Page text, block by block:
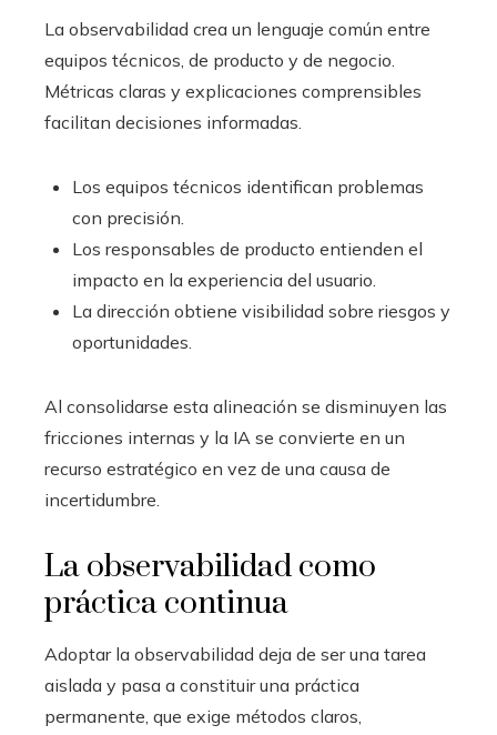
La observabilidad crea un lenguaje común entre
equipos técnicos, de producto y de negocio.
Métricas claras y explicaciones comprensibles
facilitan decisiones informadas.
Los equipos técnicos identifican problemas
con precisión.
Los responsables de producto entienden el
impacto en la experiencia del usuario.
La dirección obtiene visibilidad sobre riesgos y
oportunidades.
Al consolidarse esta alineación se disminuyen las
fricciones internas y la IA se convierte en un
recurso estratégico en vez de una causa de
incertidumbre.
La observabilidad como
práctica continua
Adoptar la observabilidad deja de ser una tarea
aislada y pasa a constituir una práctica
permanente, que exige métodos claros,